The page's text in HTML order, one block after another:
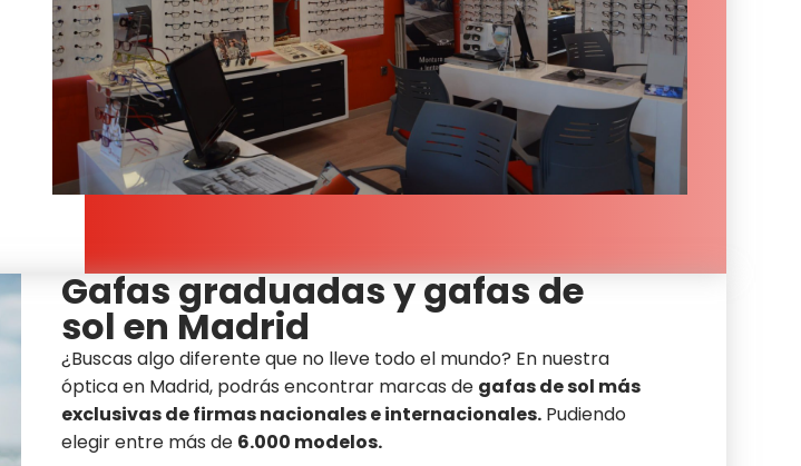
Gafas graduadas y gafas de
sol en Madrid
¿Buscas algo diferente que no lleve todo el mundo? En nuestra
óptica en Madrid, podrás encontrar marcas de gafas de sol más
exclusivas de firmas nacionales e internacionales.Pudiendo
elegir entre más de 6.000 modelos.